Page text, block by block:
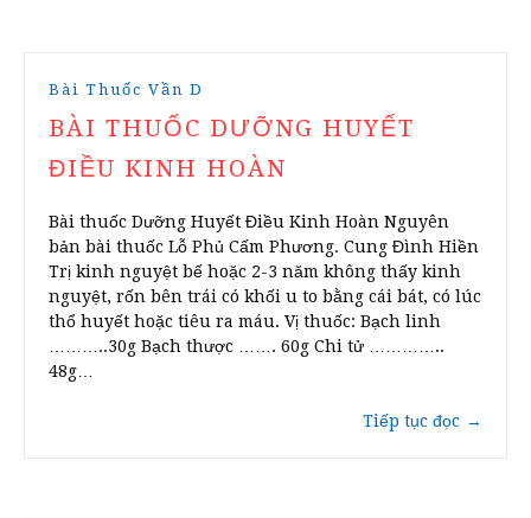
Bài Thuốc Vần D
BÀI THUỐC DƯỠNG HUYẾT
ĐIỀU KINH HOÀN
Bài thuốc Dưỡng Huyết Điều Kinh Hoàn Nguyên
bản bài thuốc Lỗ Phủ Cấm Phương. Cung Đình Hiền
Trị kinh nguyệt bế hoặc 2-3 năm không thấy kinh
nguyệt, rốn bên trái có khối u to bằng cái bát, có lúc
thổ huyết hoặc tiêu ra máu. Vị thuốc: Bạch linh
………..30g Bạch thược ……. 60g Chi tử …………..
48g…
Tiếp tục đọc →